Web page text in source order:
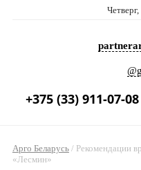
+375 (33) 911-07-08
Арго Беларусь/ Рекомендации
«Лесмин»